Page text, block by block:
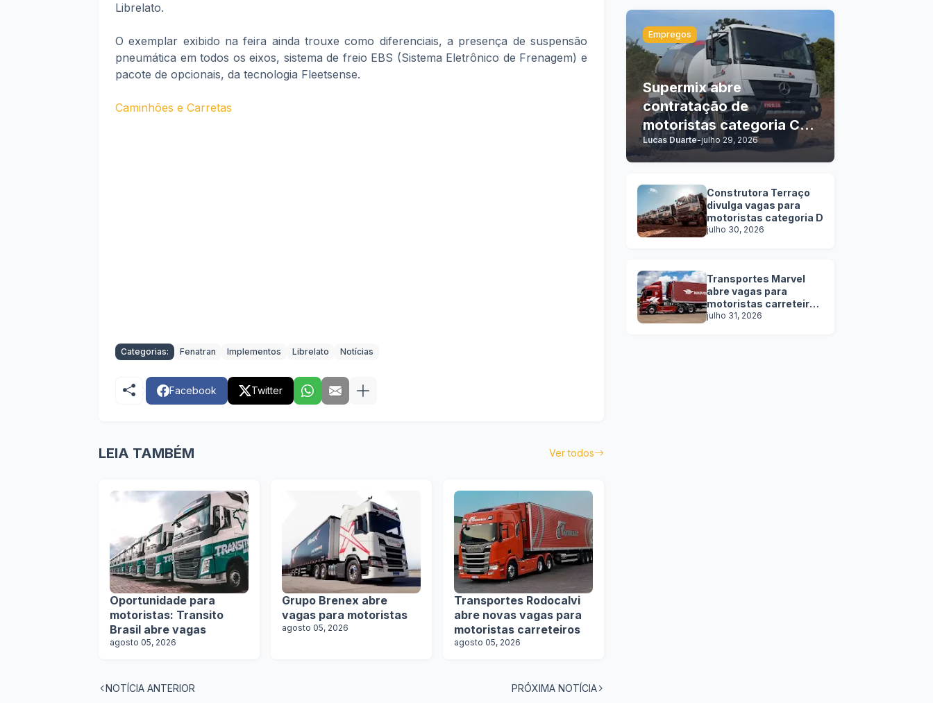
Librelato.
O exemplar exibido na feira ainda trouxe como diferenciais, a presença de suspensão
pneumática em todos os eixos, sistema de freio EBS (Sistema Eletrônico de Frenagem) e
pacote de opcionais, da tecnologia Fleetsense.
Caminhões e Carretas
Categorias: Fenatran Implementos Librelato Notícias
Facebook Twitter
LEIA TAMBÉM Ver todos
Oportunidade para
motoristas: Transito
Brasil abre vagas
agosto 05, 2026
Grupo Brenex abre
vagas para motoristas
agosto 05, 2026
Transportes Rodocalvi
abre novas vagas para
motoristas carreteiros
agosto 05, 2026
NOTÍCIA ANTERIOR PRÓXIMA NOTÍCIA
Empregos
Supermix abre
contratação de
motoristas categoria C, D
e E
Lucas Duarte-julho 29, 2026
Construtora Terraço
divulga vagas para
motoristas categoria D
julho 30, 2026
Transportes Marvel
abre vagas para
motoristas carreteiros
SEM EXPERIÊNCIA
julho 31, 2026